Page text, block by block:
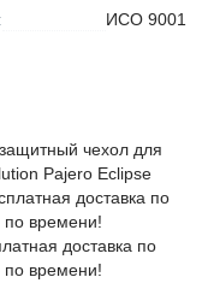
ИСО 9001
чехол для
Pajero Eclipse
доставка по
времени!
доставка по
времени!